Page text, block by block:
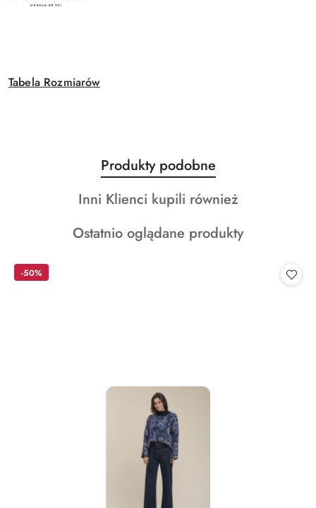
Tabela Rozmiarów
Pomiń karuzelę produktów
Produkty
o
statusie:
Produkty podobne
Produkty
statusie:
Inni Klienci kupili również
Produkty
Ostatnio oglądane produkty
-50%